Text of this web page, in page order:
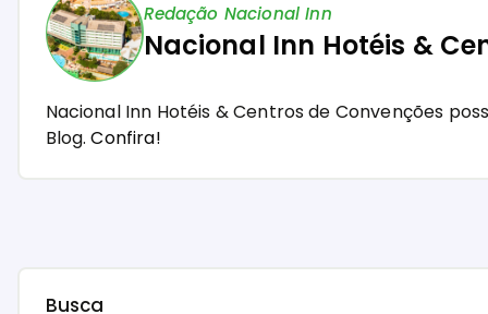
Redação Nacional Inn
Nacional Inn Hotéis &
Nacional Inn Hotéis & Centros de Convenções
Blog.Confira!
Busca